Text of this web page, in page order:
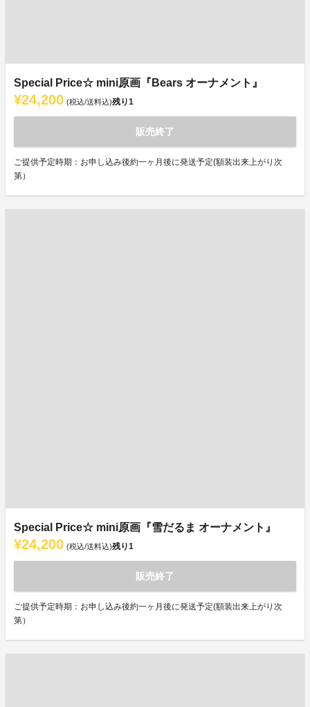
Special Price☆ mini原画『Bears オーナメント』
¥24,200 (税込/送料込)残り1
販売終了
ご提供予定時期：お申し込み後約一ヶ月後に発送予定(額装出来上がり次
第）
Special Price☆ mini原画『雪だるま オーナメント』
¥24,200 (税込/送料込)残り1
販売終了
ご提供予定時期：お申し込み後約一ヶ月後に発送予定(額装出来上がり次
第）